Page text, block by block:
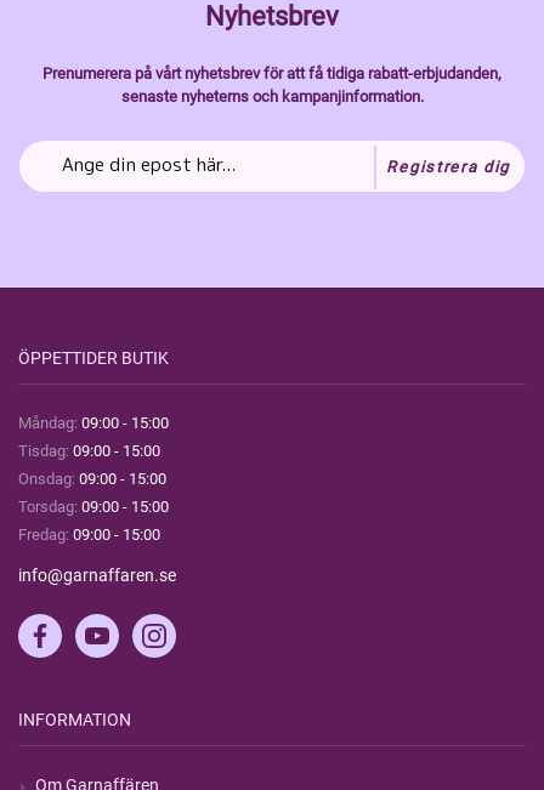
Nyhetsbrev
Prenumerera på vårt nyhetsbrev för att få tidiga rabatt-erbjudanden,
senaste nyheterns och kampanjinformation.
Registrera dig
ÖPPETTIDER BUTIK
Måndag: 09:00 - 15:00
Tisdag: 09:00 - 15:00
Onsdag: 09:00 - 15:00
Torsdag: 09:00 - 15:00
Fredag: 09:00 - 15:00
info@garnaffaren.se
INFORMATION
Om Garnaffären